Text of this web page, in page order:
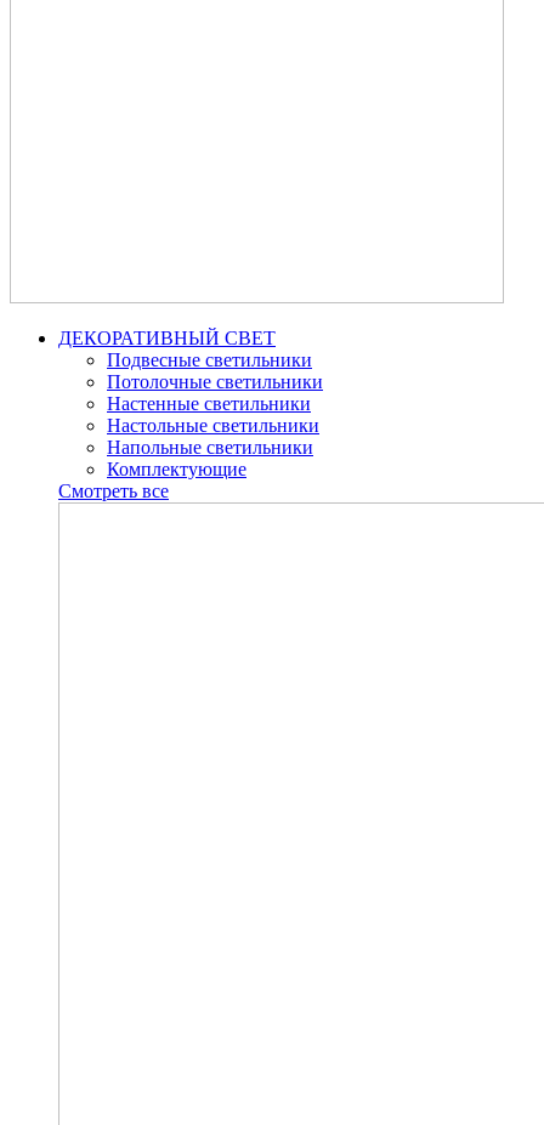
ДЕКОРАТИВНЫЙ СВЕТ
Подвесные светильники
Потолочные светильники
Настенные светильники
Настольные светильники
Напольные светильники
Комплектующие
Смотреть все